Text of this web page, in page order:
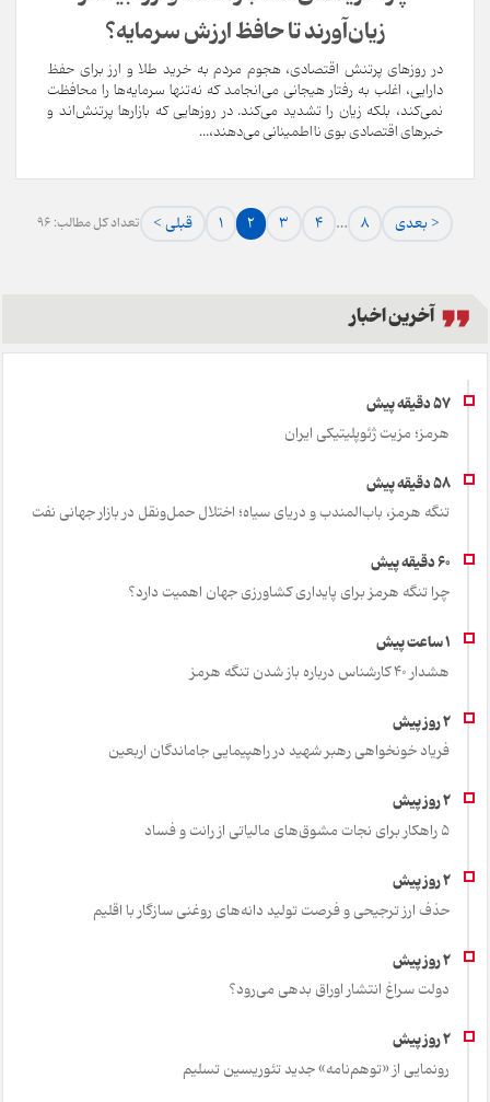
زیان‌آورند تا حافظ ارزش سرمایه؟
در روزهای پرتنش اقتصادی، هجوم مردم به خرید طلا و ارز برای حفظ
دارایی، اغلب به رفتار هیجانی می‌انجامد که نه‌تنها سرمایه‌ها را محافظت
نمی‌کند، بلکه زیان را تشدید می‌کند. در روزهایی که بازارها پرتنش‌اند و
خبرهای اقتصادی بوی نااطمینانی می‌دهند،...
تعداد کل مطالب: 96 < قبلی 1 2 3 4 … 8 بعدی >
آخرین اخبار
هرمز؛ مزیت ژئوپلیتیکی ایران
تنگه هرمز، باب‌المندب و دریای سیاه؛ اختلال حمل‌ونقل در بازار جهانی نفت
چرا تنگه هرمز برای پایداری کشاورزی جهان اهمیت دارد؟
هشدار 40 کارشناس درباره باز شدن تنگه هرمز
فریاد خونخواهی رهبر شهید در راهپیمایی جاماندگان اربعین
۵ راهکار برای نجات مشوق‌های مالیاتی از رانت و فساد
حذف ارز ترجیحی و فرصت تولید دانه‌های روغنی سازگار با اقلیم
دولت سراغ انتشار اوراق بدهی می‌رود؟
رونمایی از «توهم‌نامه» جدید تئور‌یسین تسلیم